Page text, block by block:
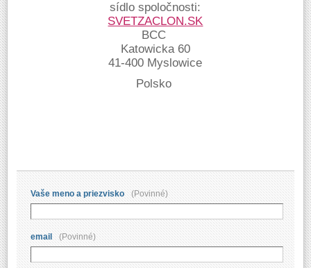
sídlo spoločnosti:
SVETZACLON.SK
BCC
Katowicka 60
41-400 Myslowice
Polsko
Kontaktný formulár
Vaše meno a priezvisko (Povinné)
email (Povinné)